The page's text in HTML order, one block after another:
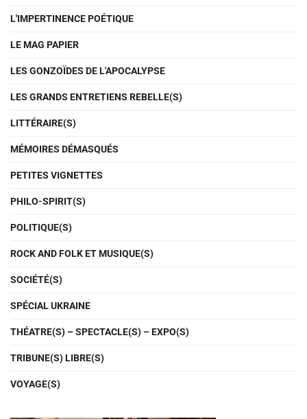
L'IMPERTINENCE POÉTIQUE
LE MAG PAPIER
LES GONZOÏDES DE L'APOCALYPSE
LES GRANDS ENTRETIENS REBELLE(S)
LITTÉRAIRE(S)
MÉMOIRES DÉMASQUÉS
PETITES VIGNETTES
PHILO-SPIRIT(S)
POLITIQUE(S)
ROCK AND FOLK ET MUSIQUE(S)
SOCIÉTÉ(S)
SPÉCIAL UKRAINE
THÉATRE(S) – SPECTACLE(S) – EXPO(S)
TRIBUNE(S) LIBRE(S)
VOYAGE(S)